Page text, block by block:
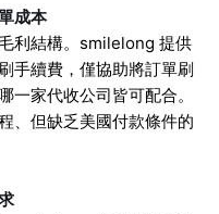
成本
利結構。smilelong 提供
手續費，僅協助將訂單刷
一家代收公司皆可配合。
、但缺乏美國付款條件的